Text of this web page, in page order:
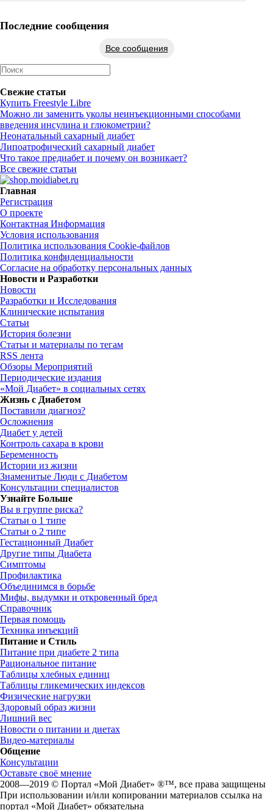
Последние сообщения
Все сообщения
Свежие статьи
Купить Freestyle Libre
Можно ли заменить уколы неинъекционными способами
введения инсулина и глюкометрии?
Неонатальный сахарный диабет
Липоатрофический сахарный диабет
Что такое предиабет и почему он возникает?
Все свежие статьи
Главная
Регистрация
О проекте
Контактная Информация
Условия использования
Политика использования Cookie-файлов
Политика конфиденциальности
Согласие на обработку персональных данных
Новости и Разработки
Новости
Разработки и Исследования
Клинические испытания
Статьи
История болезни
Статьи и материалы по тегам
RSS лента
Обзоры Мероприятий
Периодические издания
«Мой Диабет» в социальных сетях
Жизнь с Диабетом
Поставили диагноз?
Осложнения
Диабет у детей
Контроль сахара в крови
Беременность
Истории из жизни
Знаменитые Люди с Диабетом
Консультации специалистов
Узнайте Больше
Вы в группе риска?
Статьи о 1 типе
Статьи о 2 типе
Гестационный Диабет
Другие типы Диабета
Симптомы
Профилактика
Объединимся в борьбе
Мифы, выдумки и откровенный бред
Справочник
Первая помощь
Техника инъекций
Питание и Стиль
Питание при диабете 2 типа
Рациональное питание
Таблицы хлебных единиц
Таблицы гликемических индексов
Физические нагрузки
Здоровый образ жизни
Лишний вес
Новости о питании и диетах
Видео-материалы
Общение
Консультации
Оставьте своё мнение
2008—2019 © Портал «Мой Диабет» ®™, все права защищены
При использовании и/или копировании материалов ссылка на
портал «Мой Диабет» обязательна